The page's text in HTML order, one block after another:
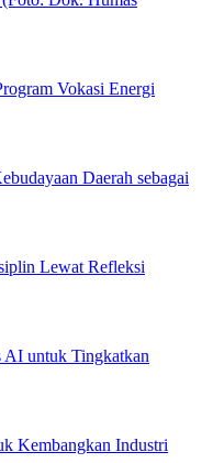
Vokasi Energi
Daerah sebagai
Lewat Refleksi
AI untuk Tingkatkan
Kembangkan Industri